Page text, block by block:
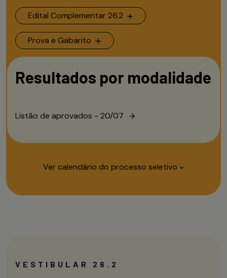
Edital Complementar 26.2
Prova e Gabarito
Resultados por modalidade
Listão de aprovados - 20/07
Encerramento às 23h59 09h às 12h, apenas
modalidade vestibular
Ver calendário do processo seletivo
VESTIBULAR 26.2